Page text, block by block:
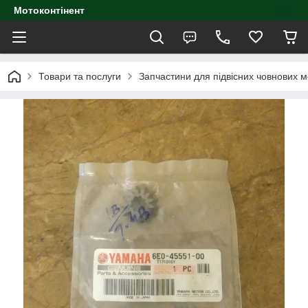
Мотоконтінент
Товари та послуги Запчастини для підвісних човнових